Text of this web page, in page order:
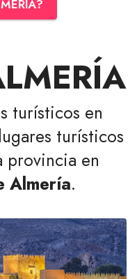
turísticos en
turísticos
provincia en
Almería.